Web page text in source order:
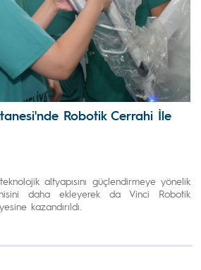
Robotik Cerrahi İle
altyapısını güçlendirmeye yönelik
daha ekleyerek da Vinci Robotik
kazandırıldı.